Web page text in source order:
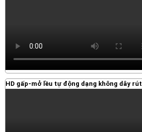
HD gấp-mở lều tự động dạng không dây rút